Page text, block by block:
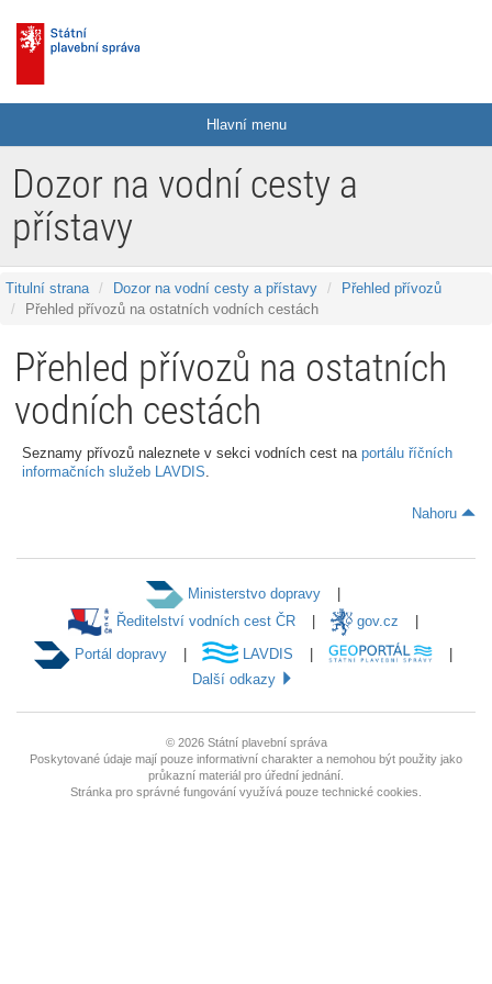
Hlavní menu
Dozor na vodní cesty a
přístavy
Titulní strana Dozor na vodní cesty a přístavy
Přehled přívozů
Přehled přívozů na ostatních vodních cestách
Přehled přívozů na ostatních
vodních cestách
Seznamy přívozů naleznete v sekci vodních cest na portálu říčních
informačních služeb LAVDIS
Nahoru
Ministerstvo dopravy
Ředitelství vodních cest ČR
gov.cz
Portál dopravy
LAVDIS
Další odkazy
© 2026 Státní plavební správa
Poskytované údaje mají pouze informativní charakter a nemohou být použity jako
průkazní materiál pro úřední jednání.
Stránka pro správné fungování využívá pouze technické cookies.